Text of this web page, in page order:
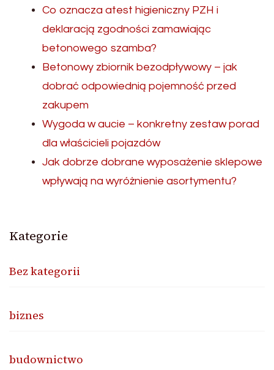
Co oznacza atest higieniczny PZH i
deklaracją zgodności zamawiając
betonowego szamba?
Betonowy zbiornik bezodpływowy – jak
dobrać odpowiednią pojemność przed
zakupem
Wygoda w aucie – konkretny zestaw porad
dla właścicieli pojazdów
Jak dobrze dobrane wyposażenie sklepowe
wpływają na wyróżnienie asortymentu?
Kategorie
Bez kategorii
biznes
budownictwo